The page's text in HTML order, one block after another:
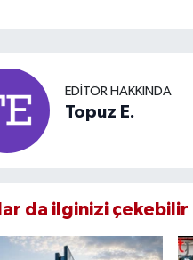
EDITÖR HAKKINDA
Topuz E.
da ilginizi çekebilir